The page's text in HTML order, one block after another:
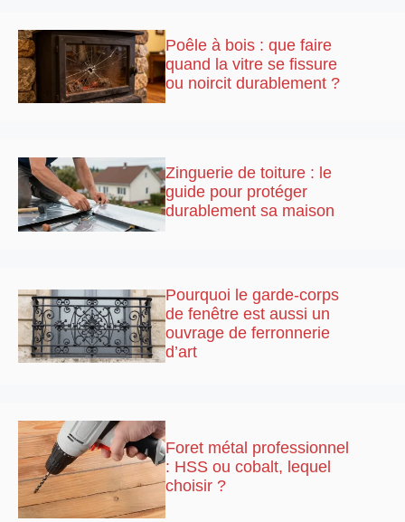
Poêle à bois : que faire
quand la vitre se fissure
ou noircit durablement ?
Zinguerie de toiture : le
guide pour protéger
durablement sa maison
Pourquoi le garde-corps
de fenêtre est aussi un
ouvrage de ferronnerie
d’art
Foret métal professionnel
: HSS ou cobalt, lequel
choisir ?